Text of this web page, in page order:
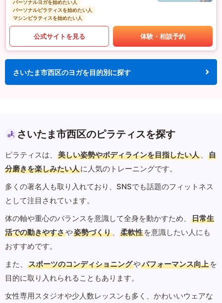
パーソナルヨガを始めたい人
パーソナルピラティスを始めたい人
マシンピラティスを始めたい人
公式サイトを見る 体験・相談予約
さいたま市西区のヨガを目的別に探す
さいたま市西区のピラティスを探す
ピラティスは、 美しい姿勢やボディラインを目指したい人 、
自
分磨きを楽しみたい人に人気のトレーニングです。
多くの著名人も取り入れており、SNSでも話題のフィットネス
として注目されています。
体の軸や重心のバランスを意識して全身を動かすため、
日常生
活での動きやすさや姿勢づくり 、 柔軟性 を意識したい人にも
おすすめです。
また、
スポーツのコンディショニングやパフォーマンス向上 を
目的に取り入れられることもあります。
女性専用スタジオや少人数レッスンも多く、かわいいウェアな